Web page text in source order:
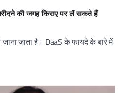
की जगह किराए पर लें सकते हैं
जाता है। DaaS के फायदे के बारे में